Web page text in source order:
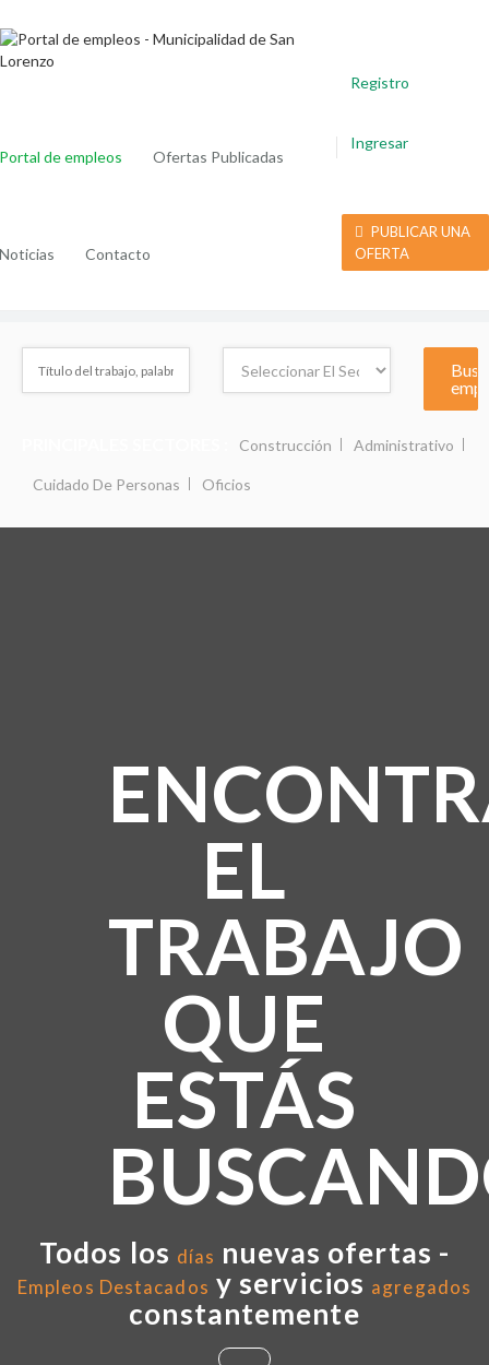
Portal de empleos Ofertas Publicadas
Noticias Contacto
Registro
Ingresar
PUBLICAR UNA
OFERTA
Construcción Administrativo
Cuidado De Personas Oficios
EL
TRABAJO
QUE
ESTÁS
Todos los días nuevas ofertas -
Empleos Destacados y servicios agregados
constantemente